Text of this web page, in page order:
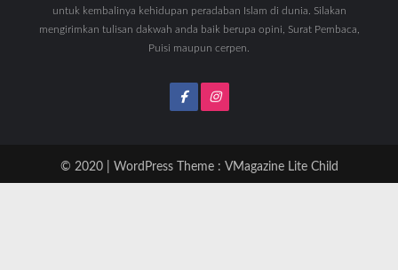
untuk kembalinya kehidupan peradaban Islam di dunia. Silakan
mengirimkan tulisan dakwah anda baik berupa opini, Surat Pembaca,
Puisi maupun cerpen.
© 2020 | WordPress Theme : VMagazine Lite Child